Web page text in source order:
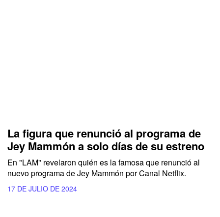
La figura que renunció al programa de
Jey Mammón a solo días de su estreno
En "LAM" revelaron quién es la famosa que renunció al
nuevo programa de Jey Mammón por Canal Netflix.
17 DE JULIO DE 2024